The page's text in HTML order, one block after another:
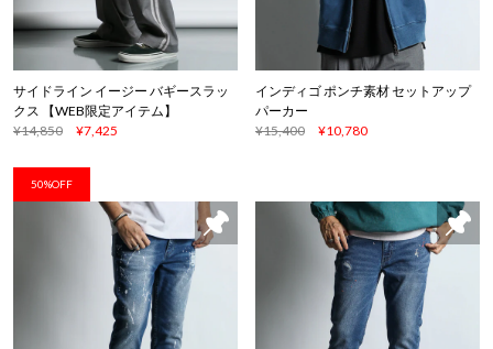
サイドライン イージー バギースラッ
クス 【WEB限定アイテム】
¥14,850
¥7,425
インディゴ ポンチ素材 セットアップ
パーカー
¥15,400
¥10,780
50%OFF